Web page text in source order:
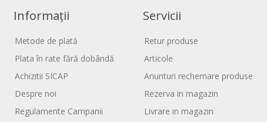
Informații
Metode de plată
Plata în rate fără dobândă
Achizitii SICAP
Despre noi
Regulamente Campanii
Servicii
Retur produse
Articole
Anunturi rechemare produse
Rezerva in magazin
Livrare in magazin